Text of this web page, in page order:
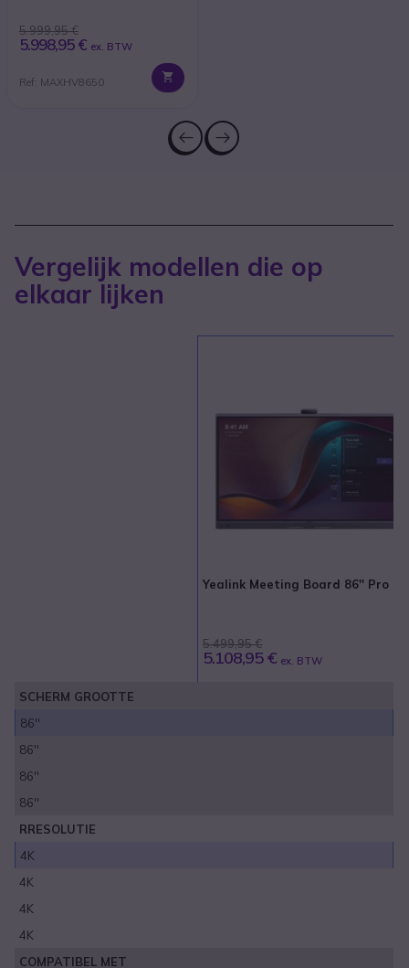
5.999,95 €
5.998,95 € ex. BTW
Ref: MAXHV8650
Vergelijk modellen die op
elkaar lijken
Yealink Meeting Board 86'' Pro
5.499,95 €
5.108,95 € ex. BTW
SCHERM GROOTTE
86''
86''
86''
86''
RRESOLUTIE
4K
4K
4K
4K
COMPATIBEL MET